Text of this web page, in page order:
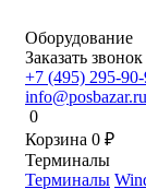
Оборудование
Заказать звонок
+7 (495) 295-
info@posbazar.ru
0
Корзина 0 ₽
Терминалы
Терминалы